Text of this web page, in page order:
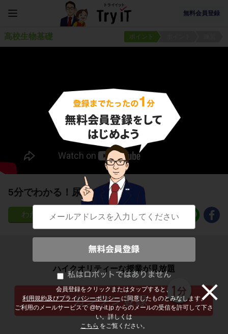
無料会員登録
会員登録をクリックまたはタップすると、
利用規約及びプライバシーポリシー に同意したものとみなします。
ご利用のメールサービスで @try-it.jp からのメールの受信を許可して下さ
い。詳しくは
こちら をご覧ください。
高校生物基礎 ポイント
5分でわかる！尿
66
子どもの勉強から大人の学び直しまで
ハイクオリティーな授業が見放題